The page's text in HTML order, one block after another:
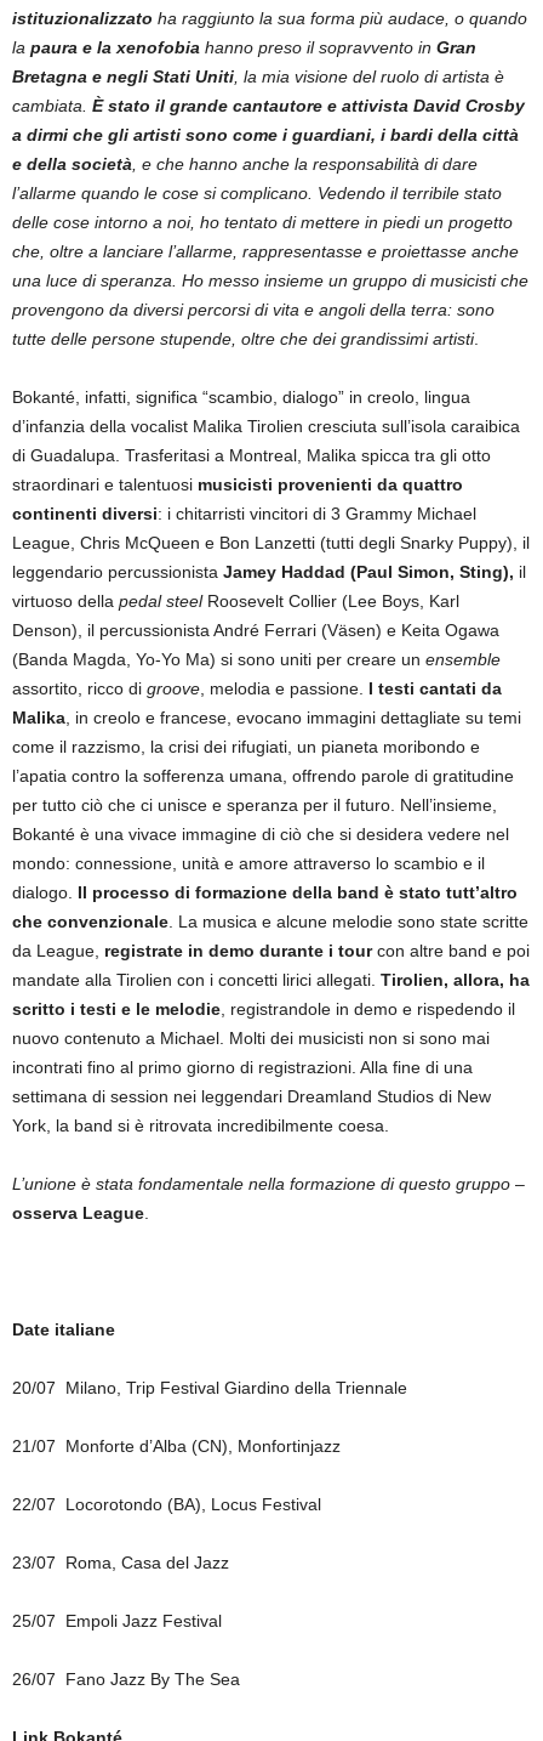
istituzionalizzato ha raggiunto la sua forma più audace, o quando
la paura e la xenofobia hanno preso il sopravvento in Gran
Bretagna e negli Stati Uniti , la mia visione del ruolo di artista è
cambiata. È stato il grande cantautore e attivista David Crosby
a dirmi che gli artisti sono come i guardiani, i bardi della città
e della società , e che hanno anche la responsabilità di dare
l’allarme quando le cose si complicano. Vedendo il terribile stato
delle cose intorno a noi, ho tentato di mettere in piedi un progetto
che, oltre a lanciare l’allarme, rappresentasse e proiettasse anche
una luce di speranza. Ho messo insieme un gruppo di musicisti che
provengono da diversi percorsi di vita e angoli della terra: sono
tutte delle persone stupende, oltre che dei grandissimi artisti.
Bokanté, infatti, significa “scambio, dialogo” in creolo, lingua
d’infanzia della vocalist Malika Tirolien cresciuta sull’isola caraibica
di Guadalupa. Trasferitasi a Montreal, Malika spicca tra gli otto
straordinari e talentuosi musicisti provenienti da quattro
continenti diversi: i chitarristi vincitori di 3 Grammy Michael
League, Chris McQueen e Bon Lanzetti (tutti degli Snarky Puppy), il
leggendario percussionista Jamey Haddad (Paul Simon, Sting), il
virtuoso della pedal steelRoosevelt Collier (Lee Boys, Karl
Denson), il percussionista André Ferrari (Väsen) e Keita Ogawa
(Banda Magda, Yo-Yo Ma) si sono uniti per creare un ensemble
assortito, ricco di groove , melodia e passione. I testi cantati da
Malika , in creolo e francese, evocano immagini dettagliate su temi
come il razzismo, la crisi dei rifugiati, un pianeta moribondo e
l’apatia contro la sofferenza umana, offrendo parole di gratitudine
per tutto ciò che ci unisce e speranza per il futuro. Nell’insieme,
Bokanté è una vivace immagine di ciò che si desidera vedere nel
mondo: connessione, unità e amore attraverso lo scambio e il
dialogo. Il processo di formazione della band è stato tutt’altro
che convenzionale . La musica e alcune melodie sono state scritte
da League, registrate in demo durante i tourcon altre band e poi
mandate alla Tirolien con i concetti lirici allegati. Tirolien, allora, ha
scritto i testi e le melodie , registrandole in demo e rispedendo il
nuovo contenuto a Michael. Molti dei musicisti non si sono mai
incontrati fino al primo giorno di registrazioni. Alla fine di una
settimana di session nei leggendari Dreamland Studios di New
York, la band si è ritrovata incredibilmente coesa.
L’unione è stata fondamentale nella formazione di questo gruppo –
osserva League
Date italiane
20/07 Milano, Trip Festival Giardino della Triennale
21/07 Monforte d’Alba (CN), Monfortinjazz
22/07 Locorotondo (BA), Locus Festival
23/07 Roma, Casa del Jazz
25/07 Empoli Jazz Festival
26/07 Fano Jazz By The Sea